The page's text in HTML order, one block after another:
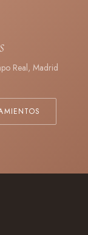
Real, Madrid